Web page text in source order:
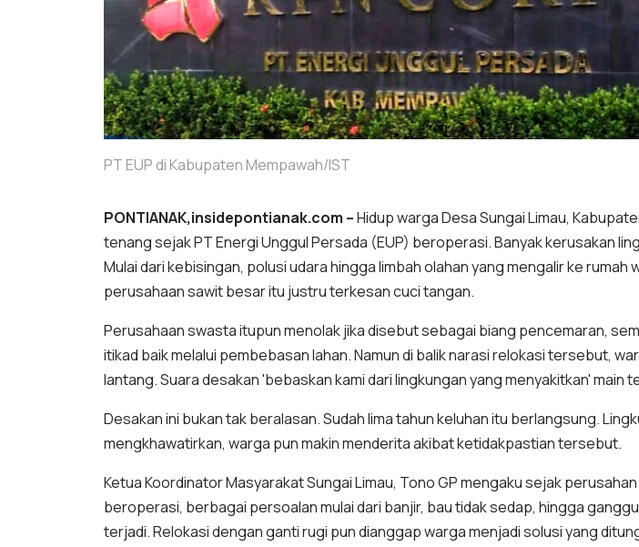
PT EUP di Kabupaten Mempawah/IST
PONTIANAK,insidepontianak.com –Hidup warga Desa Sungai Limau,
tenang sejak PT Energi Unggul Persada (EUP) beroperasi. Banyak kerusakan
Mulai dari kebisingan, polusi udara hingga limbah olahan yang mengalir ke rumah
perusahaan sawit besar itu justru terkesan cuci tangan.
Perusahaan swasta itupun menolak jika disebut sebagai biang pencemaran,
itikad baik melalui pembebasan lahan. Namun di balik narasi relokasi tersebut,
lantang. Suara desakan 'bebaskan kami dari lingkungan yang menyakitkan' main
Desakan ini bukan tak beralasan. Sudah lima tahun keluhan itu berlangsung.
mengkhawatirkan, warga pun makin menderita akibat ketidakpastian tersebut.
Ketua Koordinator Masyarakat Sungai Limau, Tono GP mengaku sejak
beroperasi, berbagai persoalan mulai dari banjir, bau tidak sedap, hingga
terjadi. Relokasi dengan ganti rugi pun dianggap warga menjadi solusi yang